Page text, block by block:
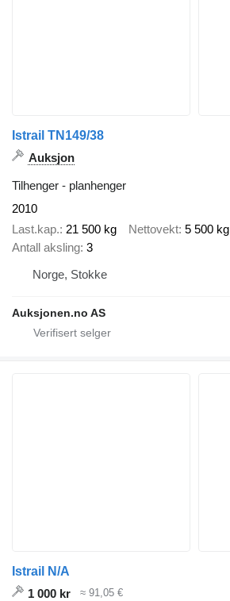
Istrail TN149/38
Auksjon
Tilhenger - planhenger
2010
Last.kap. 21 500 kg Nettovekt 5 500 kg
Antall aksling 3
Norge, Stokke
Auksjonen.no AS
Istrail N/A
1 000 kr
≈ 91,05 €